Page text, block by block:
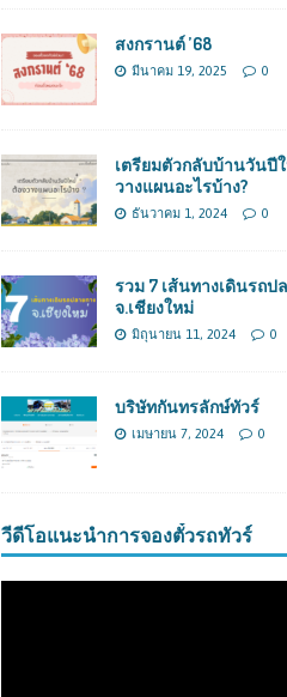
สงกรานต์ ’68
มีนาคม 19, 2025 0
เตรียมตัวกลับบ้านวันปี
วางแผนอะไรบ้าง?
ธันวาคม 1, 2024 0
รวม 7 เส้นทางเดินรถป
จ.เชียงใหม่
มิถุนายน 11, 2024 0
บริษัทกันทรลักษ์ทัวร์
เมษายน 7, 2024 0
วีดีโอแนะนำการจองตั๋วรถทัวร์